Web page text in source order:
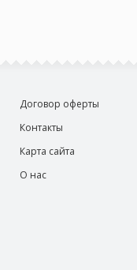
Договор оферты
Контакты
Карта сайта
О нас